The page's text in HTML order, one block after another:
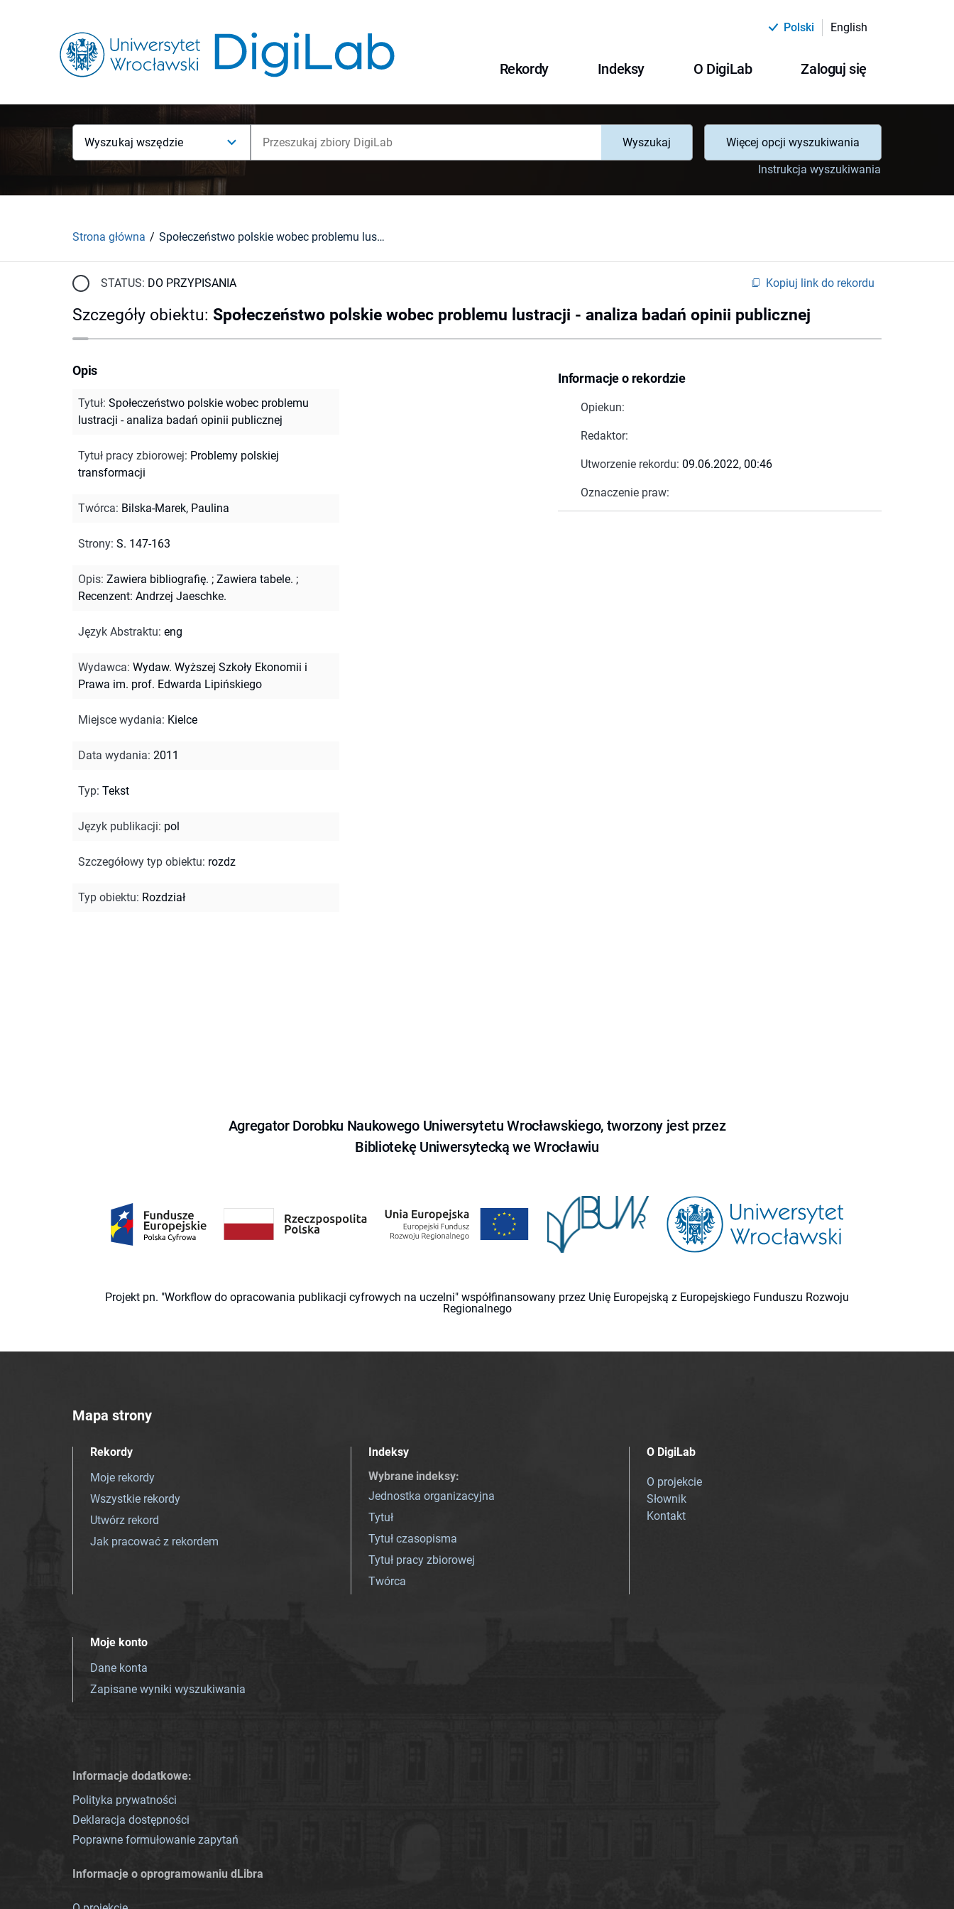
Polski English
Rekordy Indeksy O DigiLab Zaloguj się
Wyszukaj wszędzie Wyszukaj
Więcej opcji wyszukiwania
Instrukcja wyszukiwania
Strona główna Społeczeństwo polskie wobec problemu lustracji - analiza badań opinii publicznej
STATUS: DO PRZYPISANIA Kopiuj link do rekordu
Szczegóły obiektu: Społeczeństwo polskie wobec problemu lustracji - analiza badań opinii publicznej
Informacje o rekordzie
Opiekun:
Redaktor:
Utworzenie rekordu: 09.06.2022, 00:46
Oznaczenie praw:
Opis
Tytuł: Społeczeństwo polskie wobec problemu
lustracji - analiza badań opinii publicznej
Tytuł pracy zbiorowej: Problemy polskiej
transformacji
Twórca: Bilska-Marek, Paulina
Strony: S. 147-163
Opis: Zawiera bibliografię. ; Zawiera tabele. ;
Recenzent: Andrzej Jaeschke.
Język Abstraktu: eng
Wydawca: Wydaw. Wyższej Szkoły Ekonomii i
Prawa im. prof. Edwarda Lipińskiego
Miejsce wydania: Kielce
Data wydania: 2011
Typ: Tekst
Język publikacji: pol
Szczegółowy typ obiektu: rozdz
Typ obiektu: Rozdział
Agregator Dorobku Naukowego Uniwersytetu Wrocławskiego, tworzony jest przez
Bibliotekę Uniwersytecką we Wrocławiu
Projekt pn. "Workflow do opracowania publikacji cyfrowych na uczelni" współfinansowany przez Unię Europejską z Europejskiego Funduszu Rozwoju
Regionalnego
Mapa strony
Rekordy
Moje rekordy
Wszystkie rekordy
Utwórz rekord
Jak pracować z rekordem
Indeksy
Wybrane indeksy:
Jednostka organizacyjna
Tytuł
Tytuł czasopisma
Tytuł pracy zbiorowej
Twórca
O DigiLab
O projekcie
Słownik
Kontakt
Moje konto
Dane konta
Zapisane wyniki wyszukiwania
Informacje dodatkowe:
Polityka prywatności
Deklaracja dostępności
Poprawne formułowanie zapytań
Informacje o oprogramowaniu dLibra